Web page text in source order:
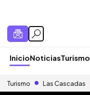
InicioNoticiasTurismo
Turismo Las Cascadas